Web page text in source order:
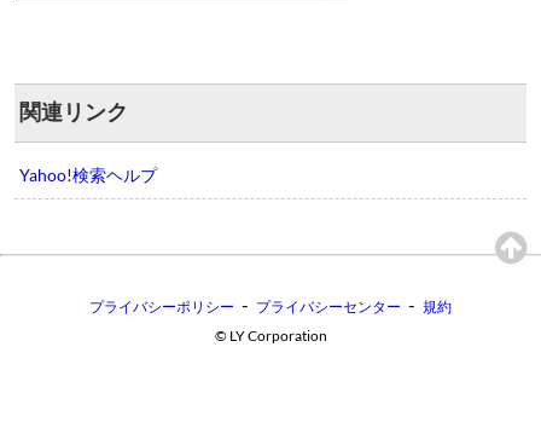
関連リンク
Yahoo!検索ヘルプ
プライバシーポリシー - プライバシーセンター - 規約
©︎ LY Corporation